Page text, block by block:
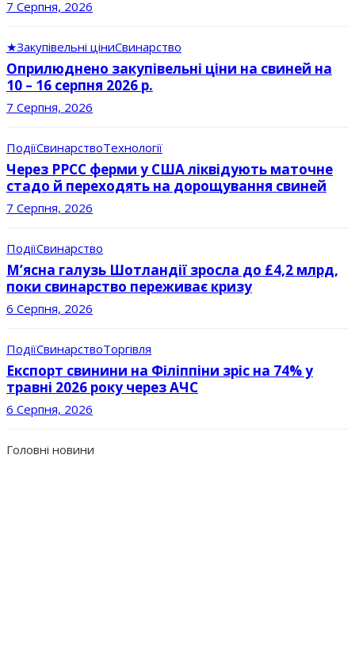
7 Серпня, 2026
★Закупівельні ціниСвинарство
Оприлюднено закупівельні ціни на свиней на
10 – 16 серпня 2026 р.
7 Серпня, 2026
ПодіїСвинарствоТехнології
Через РРСС ферми у США ліквідують маточне
стадо й переходять на дорощування свиней
7 Серпня, 2026
ПодіїСвинарство
М’ясна галузь Шотландії зросла до £4,2 млрд,
поки свинарство переживає кризу
6 Серпня, 2026
ПодіїСвинарствоТоргівля
Експорт свинини на Філіппіни зріс на 74% у
травні 2026 року через АЧС
6 Серпня, 2026
Головні новини